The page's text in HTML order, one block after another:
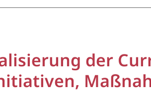
der